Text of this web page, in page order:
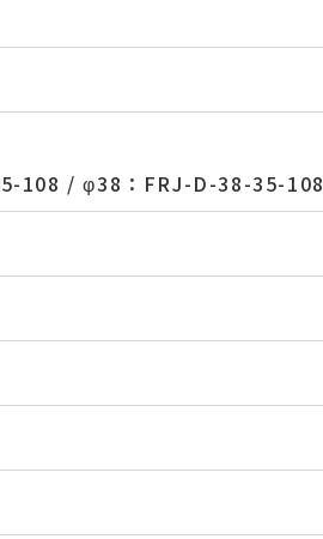
108 / φ38：FRJ-D-38-35-108